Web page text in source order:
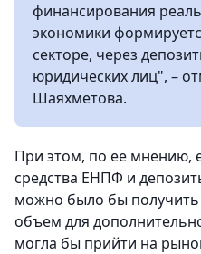
финансирования
экономики
секторе, через
юридических лиц", –
Шаяхметова.
При этом, по ее мнению,
средства ЕНПФ и
можно было бы
объем для
могла бы прийти на